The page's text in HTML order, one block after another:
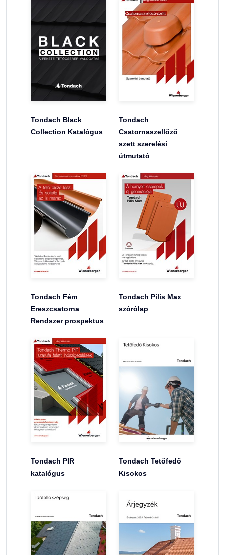
Tondach Black
Collection Katalógus
Tondach
Csatornaszellőző
szett szerelési
útmutató
Tondach Fém
Ereszcsatorna
Rendszer prospektus
Tondach Pilis Max
szórólap
Tondach PIR
katalógus
Tondach Tetőfedő
Kisokos